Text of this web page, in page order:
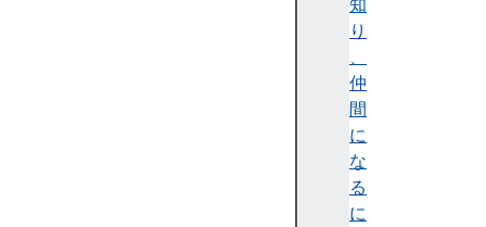
知
り
、
仲
間
に
な
る
に